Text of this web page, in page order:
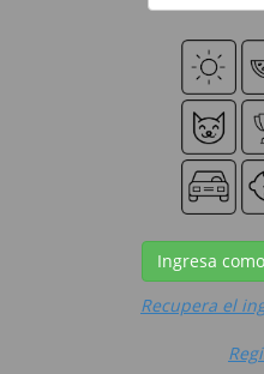
Ingresa
Recupera el